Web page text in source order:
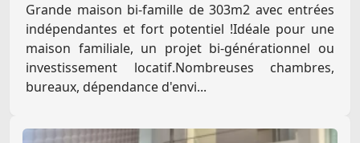
Grande maison bi-famille de 303m2 avec entrées
indépendantes et fort potentiel !Idéale pour une
maison familiale, un projet bi-générationnel ou
investissement locatif.Nombreuses chambres,
bureaux, dépendance d'envi...